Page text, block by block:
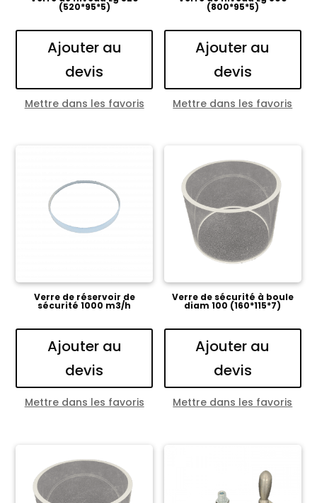
(520*95*5)
Ajouter au
devis
Mettre dans les favoris
(800*95*5)
Ajouter au
devis
Mettre dans les favoris
Verre de réservoir de
sécurité 1000 m3/h
Ajouter au
devis
Mettre dans les favoris
Verre de sécurité à boule
diam 100 (160*115*7)
Ajouter au
devis
Mettre dans les favoris